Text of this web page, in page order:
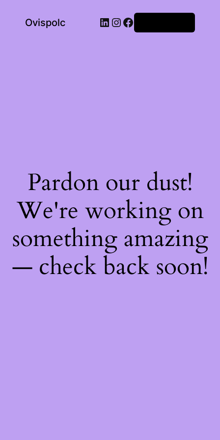
Ovispolc LinkedIn
Instagram
Facebook
Pardon our dust!
We're working on
something amazing
— check back soon!